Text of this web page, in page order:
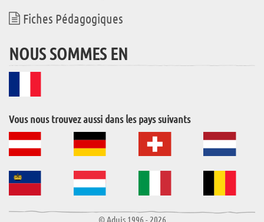
Fiches Pédagogiques
NOUS SOMMES EN
Vous nous trouvez aussi dans les pays suivants
© Aduis 1996 - 2026